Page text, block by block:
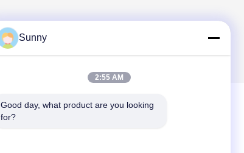
Sunny
2:55 AM
Good day, what product are you looking
for?